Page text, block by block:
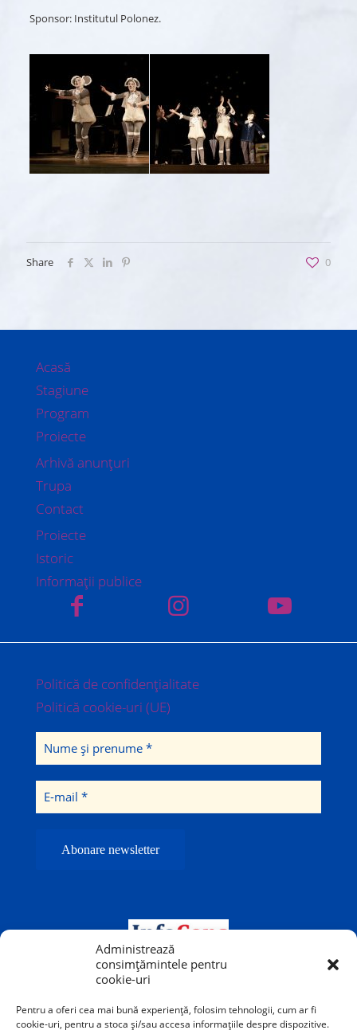
Administrează
consimțămintele pentru
cookie-uri
Pentru a oferi cea mai bună experiență, folosim tehnologii, cum ar fi
cookie-uri, pentru a stoca și/sau accesa informațiile despre dispozitive.
Sponsor: Institutul Polonez.
Share 0
Acasă
Stagiune
Program
Proiecte
Arhivă anunțuri
Trupa
Contact
Proiecte
Istoric
Informații publice
Politică de confidențialitate
Politică cookie-uri (UE)